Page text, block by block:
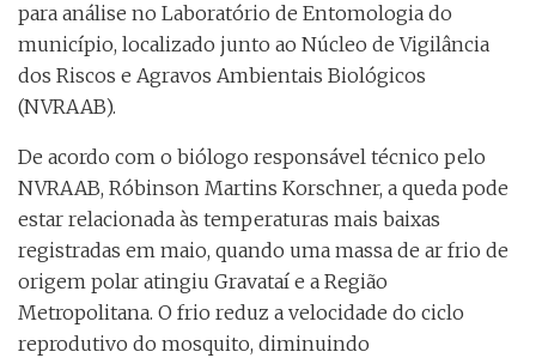
para análise no Laboratório de Entomologia do
município, localizado junto ao Núcleo de Vigilância
dos Riscos e Agravos Ambientais Biológicos
(NVRAAB).
De acordo com o biólogo responsável técnico pelo
NVRAAB, Róbinson Martins Korschner, a queda pode
estar relacionada às temperaturas mais baixas
registradas em maio, quando uma massa de ar frio de
origem polar atingiu Gravataí e a Região
Metropolitana. O frio reduz a velocidade do ciclo
reprodutivo do mosquito, diminuindo